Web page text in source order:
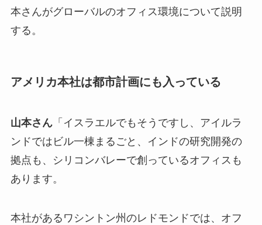
本さんがグローバルのオフィス環境について説明
する。
アメリカ本社は都市計画にも入っている
山本さん「イスラエルでもそうですし、アイルラ
ンドではビル一棟まるごと、インドの研究開発の
拠点も、シリコンバレーで創っているオフィスも
あります。
本社があるワシントン州のレドモンドでは、オフ